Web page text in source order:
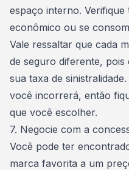
espaço interno.
econômico ou se
Vale ressaltar que cada
de seguro diferente, pois
sua taxa de
você incorrerá, então
que você escolher.
7. Negocie com a
Você pode ter
marca favorita a um